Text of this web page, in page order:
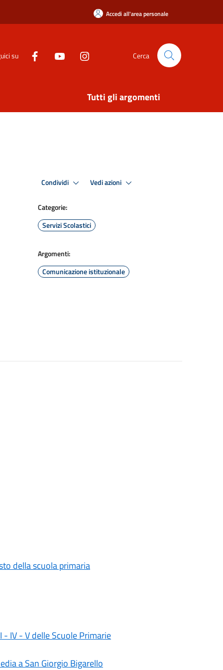
Accedi all'area personale
su Cerca
Tutti gli argomenti
Condividi Vedi azioni
Categorie:
Servizi Scolastici
Argomenti:
Comunicazione istituzionale
della scuola primaria
IV - V delle Scuole Primarie
a San Giorgio Bigarello